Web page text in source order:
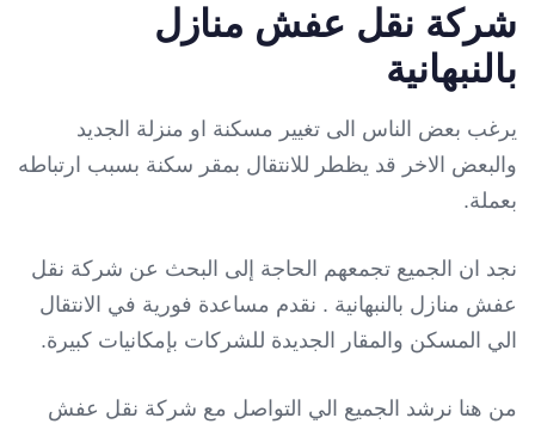
شركة نقل عفش منازل
بالنبهانية
يرغب بعض الناس الى تغيير مسكنة او منزلة الجديد
والبعض الاخر قد يظطر للانتقال بمقر سكنة بسبب ارتباطه
بعملة.
نجد ان الجميع تجمعهم الحاجة إلى البحث عن شركة نقل
عفش منازل بالنبهانية . نقدم مساعدة فورية في الانتقال
الي المسكن والمقار الجديدة للشركات بإمكانيات كبيرة.
من هنا نرشد الجميع الي التواصل مع شركة نقل عفش